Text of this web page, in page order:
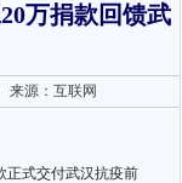
万捐款回馈武
源：互联网
正式交付武汉抗疫前